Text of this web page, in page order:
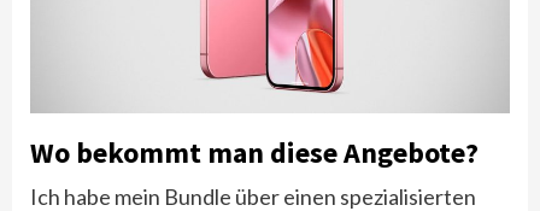
Wo bekommt man diese Angebote?
Ich habe mein Bundle über einen spezialisierten